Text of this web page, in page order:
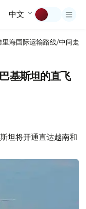
中文
里海国际运输路线/中间走廊
基斯坦的直飞
坦将开通直达越南和